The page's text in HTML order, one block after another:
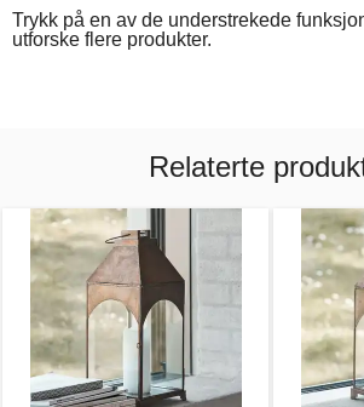
Trykk på en av de understrekede
utforske flere produkter.
Relaterte